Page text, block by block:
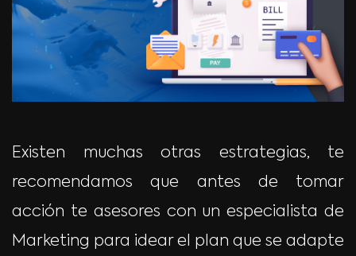
Existen muchas otras estrategias, te
recomendamos que antes de tomar
acción te asesores con un especialista de
Marketing para idear el plan que se adapte